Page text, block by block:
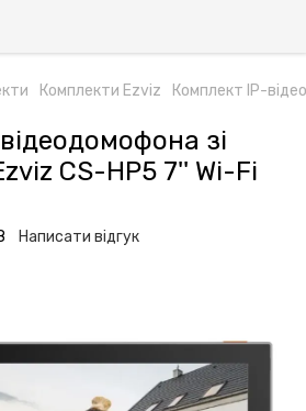
Комплекти Ezviz Комплект IP-
зі
CS-HP5 7'' Wi-Fi
Написати відгук